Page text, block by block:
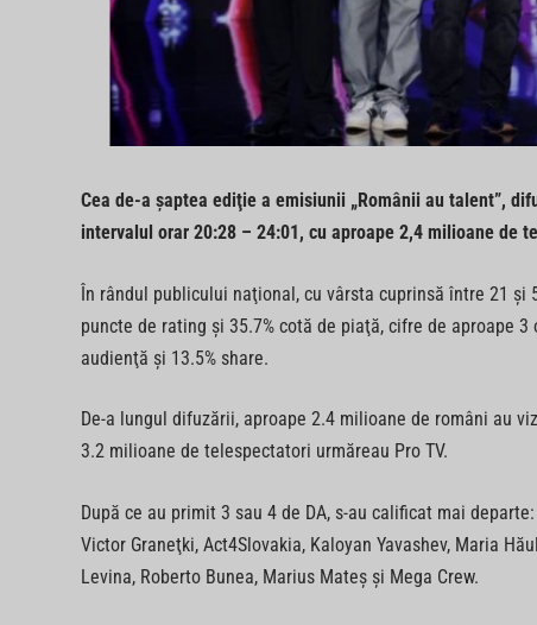
Cea de-a şaptea ediţie a emisiunii „Românii au talent”,
intervalul orar 20:28 – 24:01, cu aproape 2,4 milioane de
În rândul publicului naţional, cu vârsta cuprinsă între 21 şi
puncte de rating şi 35.7% cotă de piaţă, cifre de aproape
audienţă şi 13.5% share.
De-a lungul difuzării, aproape 2.4 milioane de români au
3.2 milioane de telespectatori urmăreau Pro TV.
După ce au primit 3 sau 4 de DA, s-au calificat mai
Victor Graneţki, Act4Slovakia, Kaloyan Yavashev, Maria
Levina, Roberto Bunea, Marius Mateş şi Mega Crew.